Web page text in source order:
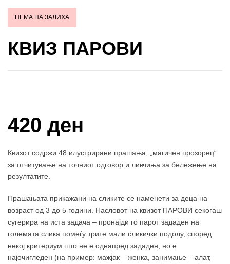
НЕМА НА ЗАЛИХА
КВИЗ ПАРОВИ
420 ден
Квизот содржи 48 илустрирани прашања, „магичен прозорец“
за отчитување на точниот одговор и ливчиња за бележење на
резултатите.
Прашањата прикажани на сликите се наменети за деца на
возраст од 3 до 5 години. Насловот на квизот ПАРОВИ секогаш
сугерира на иста задача – пронајди го парот зададен на
големата слика помеѓу трите мали сликички подолу, според
некој критериум што не е однапред зададен, но е
најочигледен (на пример: мажјак – женка, занимање – алат,